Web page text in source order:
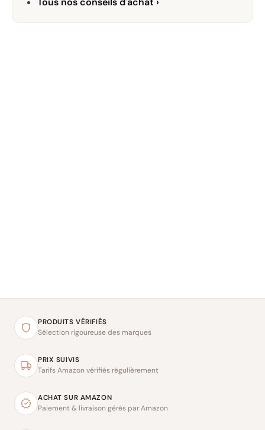
PRODUITS VÉRIFIÉS
Sélection rigoureuse des marques
PRIX SUIVIS
Tarifs Amazon vérifiés régulièrement
ACHAT SUR AMAZON
Paiement & livraison gérés par Amazon